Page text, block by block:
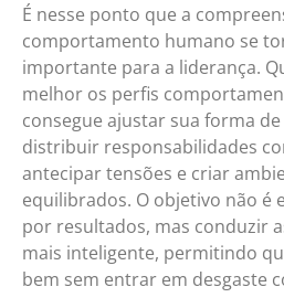
É nesse ponto que a
comportamento humano se
importante para a liderança.
melhor os perfis
consegue ajustar sua forma
distribuir responsabilidades
antecipar tensões e criar
equilibrados. O objetivo não é
por resultados, mas conduzir
mais inteligente, permitindo
bem sem entrar em desgaste